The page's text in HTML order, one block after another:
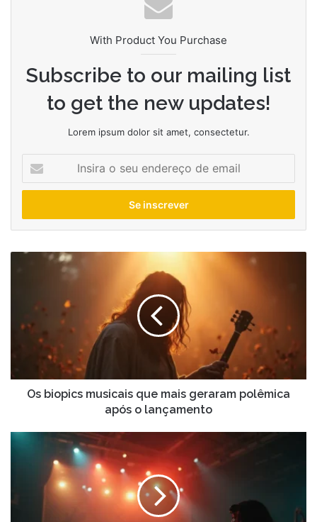
With Product You Purchase
Subscribe to our mailing list
to get the new updates!
Lorem ipsum dolor sit amet, consectetur.
seu
de
geraram
polêmica
o
lançamento
Os biopics musicais que mais geraram polêmica
após o lançamento
Os
se
transformaram